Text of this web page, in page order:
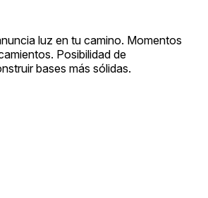
luz en tu camino. Momentos
Posibilidad de
bases más sólidas.